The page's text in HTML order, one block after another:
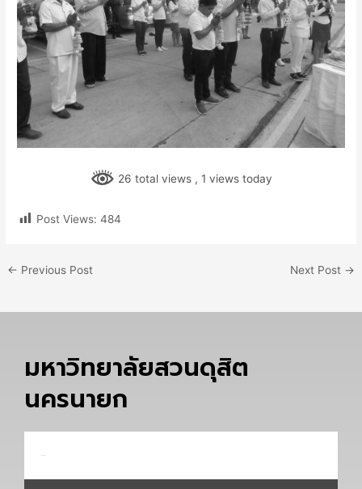
26 total views , 1 views today
Post Views: 484
← Previous Post Next Post →
มหาวิทยาลัยสวนดุสิต
นครนายก